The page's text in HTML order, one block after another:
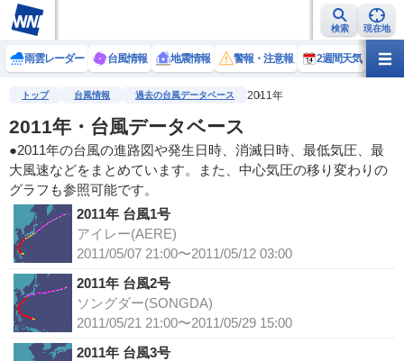
検索 現在地
雨雲レーダー 台風情報 地震情報 警報・注意報 2週間天気 ラ
トップ 台風情報 過去の台風データベース 2011年
2011年・台風データベース
●2011年の台風の進路図や発生日時、消滅日時、最低気圧、最
大風速などをまとめています。また、中心気圧の移り変わりの
グラフも参照可能です。
2011年 台風1号
アイレー(AERE)
2011/05/07 21:00〜2011/05/12 03:00
2011年 台風2号
ソングダー(SONGDA)
2011/05/21 21:00〜2011/05/29 15:00
2011年 台風3号